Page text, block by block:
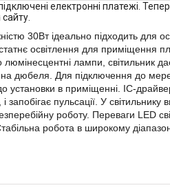
електронні платежі.
30Вт ідеально підходить для
освітлення для
лампи, світильник дає
на дюбеля. Для підключення до
установки в приміщенні. IC-
пульсації. У
роботу. Переваги LED
робота в широкому